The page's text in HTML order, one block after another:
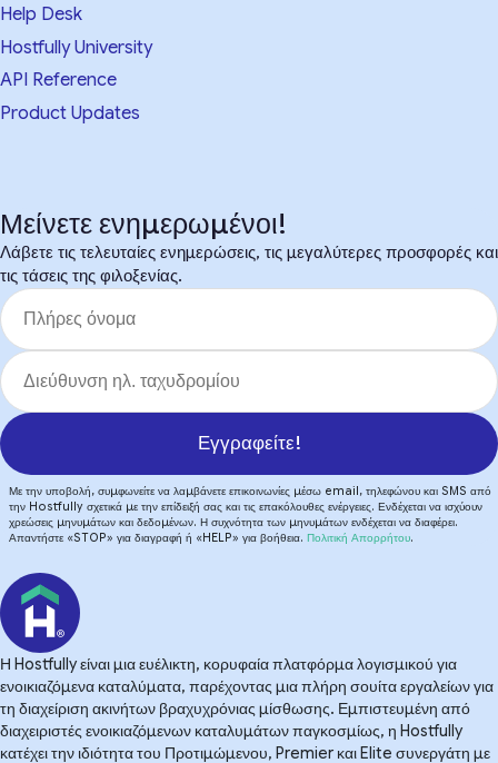
Help Desk
Hostfully University
API Reference
Product Updates
Μείνετε ενημερωμένοι!
Λάβετε τις τελευταίες ενημερώσεις, τις μεγαλύτερες προσφορές και
τις τάσεις της φιλοξενίας.
Εγγραφείτε!
Με την υποβολή, συμφωνείτε να λαμβάνετε επικοινωνίες μέσω email, τηλεφώνου και SMS από
την Hostfully σχετικά με την επίδειξή σας και τις επακόλουθες ενέργειες. Ενδέχεται να ισχύουν
χρεώσεις μηνυμάτων και δεδομένων. Η συχνότητα των μηνυμάτων ενδέχεται να διαφέρει.
Απαντήστε «STOP» για διαγραφή ή «HELP» για βοήθεια. Πολιτική Απορρήτου.
Η Hostfully είναι μια ευέλικτη, κορυφαία πλατφόρμα λογισμικού για
ενοικιαζόμενα καταλύματα, παρέχοντας μια πλήρη σουίτα εργαλείων για
τη διαχείριση ακινήτων βραχυχρόνιας μίσθωσης. Εμπιστευμένη από
διαχειριστές ενοικιαζόμενων καταλυμάτων παγκοσμίως, η Hostfully
κατέχει την ιδιότητα του Προτιμώμενου, Premier και Elite συνεργάτη με